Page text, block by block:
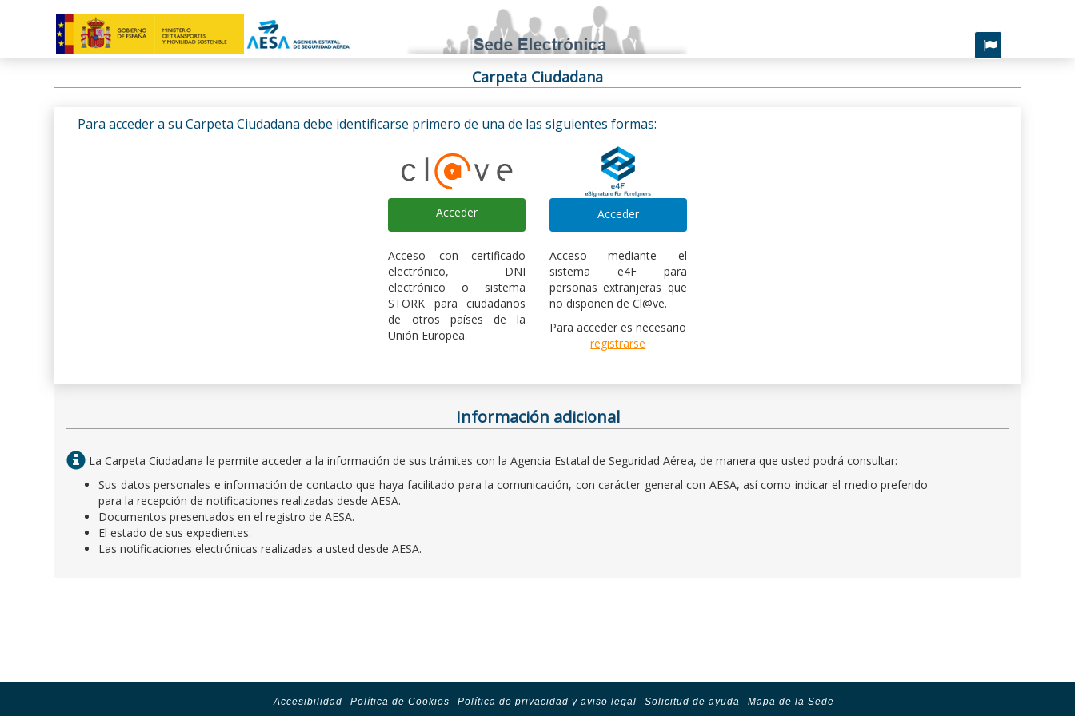
Carpeta Ciudadana
Para acceder a su Carpeta Ciudadana debe identificarse primero de una de las siguientes formas:
Acceder
Acceso con certificado
electrónico, DNI
electrónico o sistema
STORK para ciudadanos
de otros países de la
Unión Europea.
Acceder
Acceso mediante el
sistema e4F para
personas extranjeras que
no disponen de Cl@ve.
Para acceder es necesario
registrarse
Información adicional
La Carpeta Ciudadana le permite acceder a la información de sus trámites con la Agencia Estatal de Seguridad Aérea, de manera que usted podrá consultar:
Sus datos personales e información de contacto que haya facilitado para la comunicación, con carácter general con AESA, así como indicar el medio preferido
para la recepción de notificaciones realizadas desde AESA.
Documentos presentados en el registro de AESA.
El estado de sus expedientes.
Las notificaciones electrónicas realizadas a usted desde AESA.
Accesibilidad Política de Cookies Política de privacidad y aviso legal Solicitud de ayuda Mapa de la Sede